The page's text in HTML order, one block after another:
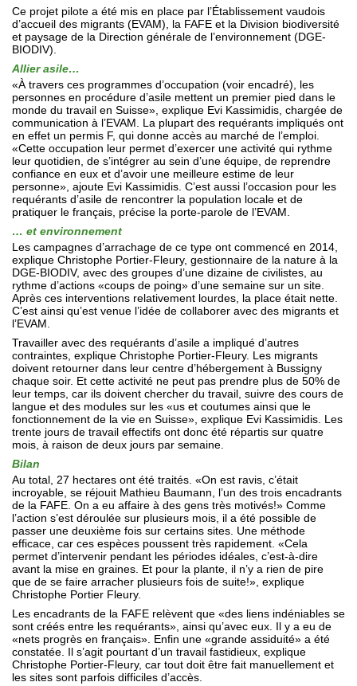
Ce projet pilote a été mis en place par l’Établissement vaudois
d’accueil des migrants (EVAM), la FAFE et la Division biodiversité
et paysage de la Direction générale de l’environnement (DGE-
BIODIV).
Allier asile…
«À travers ces programmes d’occupation (voir encadré), les
personnes en procédure d’asile mettent un premier pied dans le
monde du travail en Suisse», explique Evi Kassimidis, chargée de
communication à l’EVAM. La plupart des requérants impliqués ont
en effet un permis F, qui donne accès au marché de l’emploi.
«Cette occupation leur permet d’exercer une activité qui rythme
leur quotidien, de s’intégrer au sein d’une équipe, de reprendre
confiance en eux et d’avoir une meilleure estime de leur
personne», ajoute Evi Kassimidis. C’est aussi l’occasion pour les
requérants d’asile de rencontrer la population locale et de
pratiquer le français, précise la porte-parole de l’EVAM.
… et environnement
Les campagnes d’arrachage de ce type ont commencé en 2014,
explique Christophe Portier-Fleury, gestionnaire de la nature à la
DGE-BIODIV, avec des groupes d’une dizaine de civilistes, au
rythme d’actions «coups de poing» d’une semaine sur un site.
Après ces interventions relativement lourdes, la place était nette.
C’est ainsi qu’est venue l’idée de collaborer avec des migrants et
l’EVAM.
Travailler avec des requérants d’asile a impliqué d’autres
contraintes, explique Christophe Portier-Fleury. Les migrants
doivent retourner dans leur centre d’hébergement à Bussigny
chaque soir. Et cette activité ne peut pas prendre plus de 50% de
leur temps, car ils doivent chercher du travail, suivre des cours de
langue et des modules sur les «us et coutumes ainsi que le
fonctionnement de la vie en Suisse», explique Evi Kassimidis. Les
trente jours de travail effectifs ont donc été répartis sur quatre
mois, à raison de deux jours par semaine.
Bilan
Au total, 27 hectares ont été traités. «On est ravis, c’était
incroyable, se réjouit Mathieu Baumann, l’un des trois encadrants
de la FAFE. On a eu affaire à des gens très motivés!» Comme
l’action s’est déroulée sur plusieurs mois, il a été possible de
passer une deuxième fois sur certains sites. Une méthode
efficace, car ces espèces poussent très rapidement. «Cela
permet d’intervenir pendant les périodes idéales, c’est-à-dire
avant la mise en graines. Et pour la plante, il n’y a rien de pire
que de se faire arracher plusieurs fois de suite!», explique
Christophe Portier Fleury.
Les encadrants de la FAFE relèvent que «des liens indéniables se
sont créés entre les requérants», ainsi qu’avec eux. Il y a eu de
«nets progrès en français». Enfin une «grande assiduité» a été
constatée. Il s’agit pourtant d’un travail fastidieux, explique
Christophe Portier-Fleury, car tout doit être fait manuellement et
les sites sont parfois difficiles d’accès.